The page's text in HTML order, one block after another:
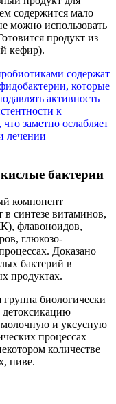
содержится мало
можно использовать
продукт из
кефир).
содержат
которые
активность
к
заметно ослабляет
лечении
бактерии
компонент
синтезе витаминов,
флавоноидов,
глюкозо-
Доказано
бактерий в
продуктах.
группа биологически
детоксикацию
молочную и уксусную
процессах
количестве
пиве.